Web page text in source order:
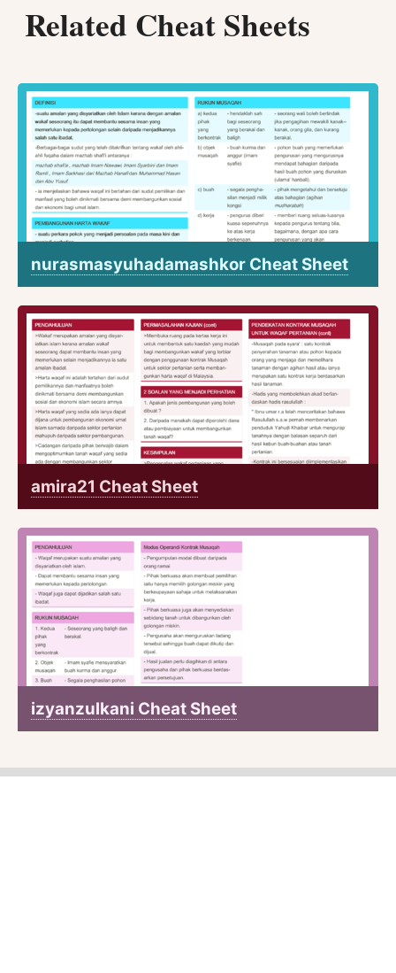
Related Cheat Sheets
nurasmasyuhadamashkor Cheat Sheet
amira21 Cheat Sheet
izyanzulkani Cheat Sheet